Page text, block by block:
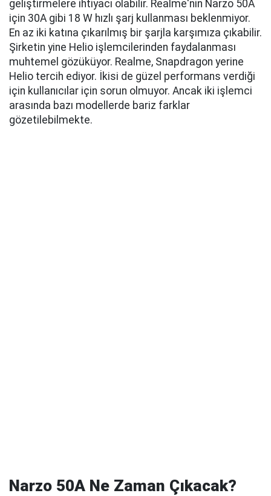
geliştirmelere ihtiyacı olabilir. Realme'nin Narzo 50A
için 30A gibi 18 W hızlı şarj kullanması beklenmiyor.
En az iki katına çıkarılmış bir şarjla karşımıza çıkabilir.
Şirketin yine Helio işlemcilerinden faydalanması
muhtemel gözüküyor. Realme, Snapdragon yerine
Helio tercih ediyor. İkisi de güzel performans verdiği
için kullanıcılar için sorun olmuyor. Ancak iki işlemci
arasında bazı modellerde bariz farklar
gözetilebilmekte.
Narzo 50A Ne Zaman Çıkacak?